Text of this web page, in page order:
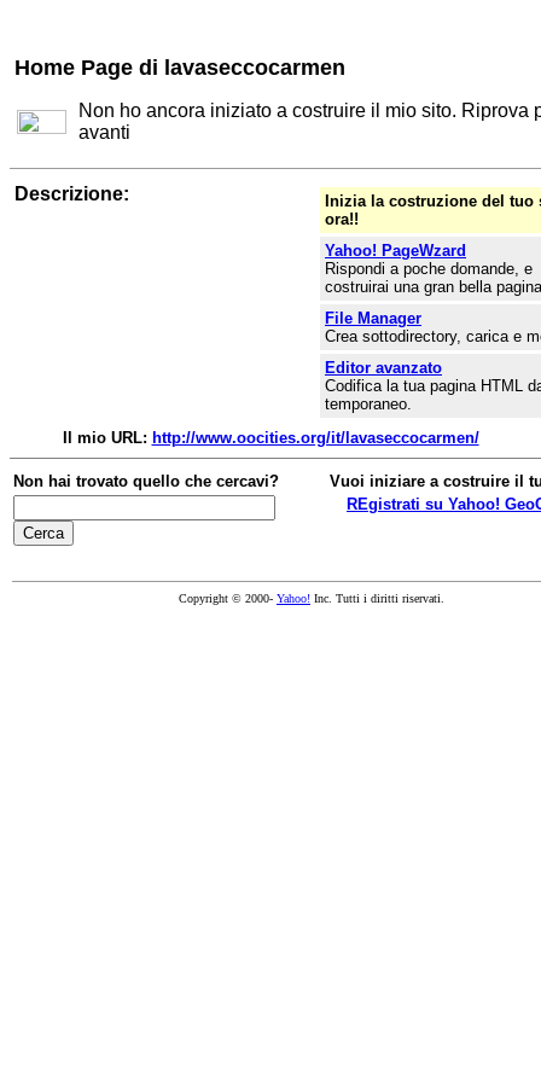
Home Page di lavaseccocarmen
Non ho ancora iniziato a costruire il mio sito. Riprova
avanti
Descrizione:
Inizia la costruzione del tuo
ora!!
Yahoo! PageWzard
Rispondi a poche domande, e
costruirai una gran bella
File Manager
Crea sottodirectory, carica e
Editor avanzato
Codifica la tua pagina HTML
temporaneo.
Il mio URL: http://www.oocities.org/it/lavaseccocarmen/
Non hai trovato quello che cercavi?
Vuoi iniziare a costruire il
REgistrati su Yahoo!
Copyright © 2000- Yahoo! Inc. Tutti i diritti riservati.